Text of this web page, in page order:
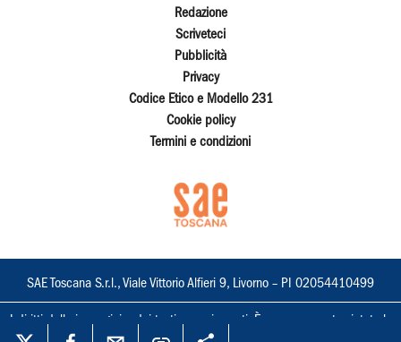
Redazione
Scriveteci
Pubblicità
Privacy
Codice Etico e Modello 231
Cookie policy
Termini e condizioni
SAE Toscana S.r.l., Viale Vittorio Alfieri 9, Livorno – PI 02054410499
I diritti delle immagini e dei testi sono riservati. È espressamente vietata la